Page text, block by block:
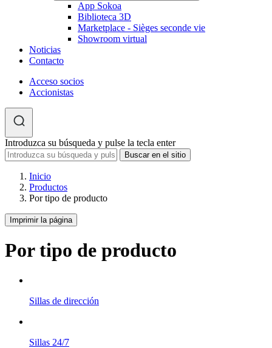
App Sokoa
Biblioteca 3D
Marketplace - Sièges seconde vie
Showroom virtual
Noticias
Contacto
Acceso socios
Accionistas
Introduzca su búsqueda y pulse la tecla enter
Inicio
Productos
Por tipo de producto
Imprimir la página
Por tipo de producto
Sillas de dirección
Sillas 24/7